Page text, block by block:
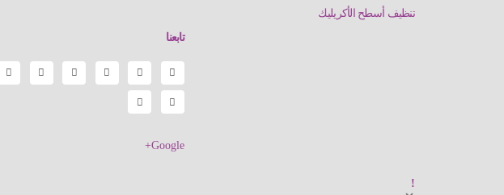
تنظيف أسطح الأكريليك
تابعنا
Google+